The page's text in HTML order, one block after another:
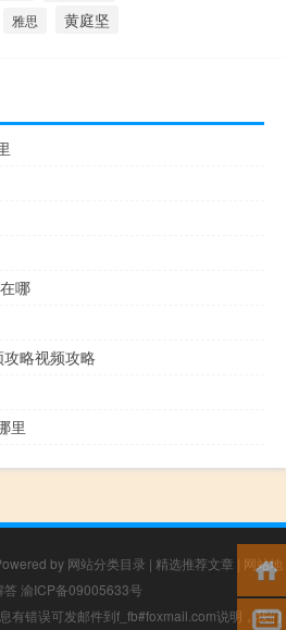
雅思 黄庭坚
哪
略视频攻略
里
by 网站分类目录 | 精选推荐文章 | 网站地
答 渝ICP备09005633号
有错误可发邮件到f_fb#foxmail.com说明，我们